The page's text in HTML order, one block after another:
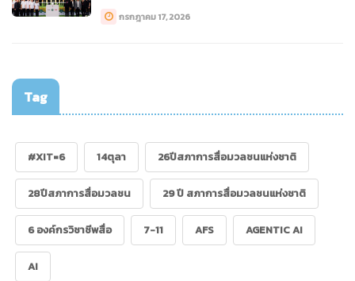
กรกฎาคม 17, 2026
Tag
#XIT=6 14ตุลา 26ปีสภาการสื่อมวลชนแห่งชาติ
28ปีสภาการสื่อมวลชน 29 ปี สภาการสื่อมวลชนแห่งชาติ
6 องค์กรวิชาชีพสื่อ 7-11 AFS AGENTIC AI
AI